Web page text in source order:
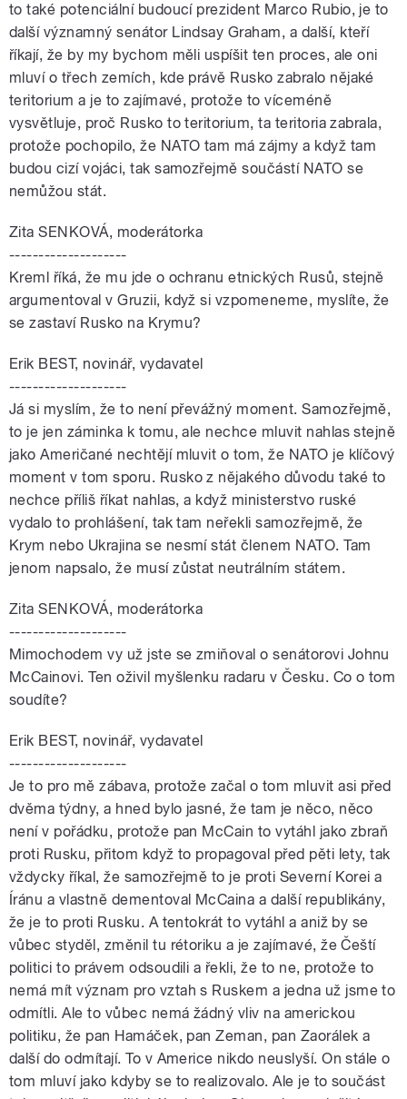
to také potenciální budoucí prezident Marco Rubio, je to
další významný senátor Lindsay Graham, a další, kteří
říkají, že by my bychom měli uspíšit ten proces, ale oni
mluví o třech zemích, kde právě Rusko zabralo nějaké
teritorium a je to zajímavé, protože to víceméně
vysvětluje, proč Rusko to teritorium, ta teritoria zabrala,
protože pochopilo, že NATO tam má zájmy a když tam
budou cizí vojáci, tak samozřejmě součástí NATO se
nemůžou stát.
Zita SENKOVÁ, moderátorka
--------------------
Kreml říká, že mu jde o ochranu etnických Rusů, stejně
argumentoval v Gruzii, když si vzpomeneme, myslíte, že
se zastaví Rusko na Krymu?
Erik BEST, novinář, vydavatel
--------------------
Já si myslím, že to není převážný moment. Samozřejmě,
to je jen záminka k tomu, ale nechce mluvit nahlas stejně
jako Američané nechtějí mluvit o tom, že NATO je klíčový
moment v tom sporu. Rusko z nějakého důvodu také to
nechce příliš říkat nahlas, a když ministerstvo ruské
vydalo to prohlášení, tak tam neřekli samozřejmě, že
Krym nebo Ukrajina se nesmí stát členem NATO. Tam
jenom napsalo, že musí zůstat neutrálním státem.
Zita SENKOVÁ, moderátorka
--------------------
Mimochodem vy už jste se zmiňoval o senátorovi Johnu
McCainovi. Ten oživil myšlenku radaru v Česku. Co o tom
soudíte?
Erik BEST, novinář, vydavatel
--------------------
Je to pro mě zábava, protože začal o tom mluvit asi před
dvěma týdny, a hned bylo jasné, že tam je něco, něco
není v pořádku, protože pan McCain to vytáhl jako zbraň
proti Rusku, přitom když to propagoval před pěti lety, tak
vždycky říkal, že samozřejmě to je proti Severní Korei a
Íránu a vlastně dementoval McCaina a další republikány,
že je to proti Rusku. A tentokrát to vytáhl a aniž by se
vůbec styděl, změnil tu rétoriku a je zajímavé, že Čeští
politici to právem odsoudili a řekli, že to ne, protože to
nemá mít význam pro vztah s Ruskem a jedna už jsme to
odmítli. Ale to vůbec nemá žádný vliv na americkou
politiku, že pan Hamáček, pan Zeman, pan Zaorálek a
další do odmítají. To v Americe nikdo neuslyší. On stále o
tom mluví jako kdyby se to realizovalo. Ale je to součást